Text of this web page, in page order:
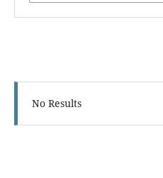
No Results